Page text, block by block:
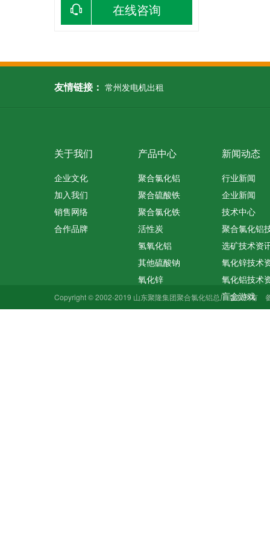
在线咨询
友情链接： 常州发电机出租
关于我们
企业文化
加入我们
销售网络
合作品牌
产品中心
聚合氯化铝
聚合硫酸铁
聚合氯化铁
活性炭
氢氧化铝
其他硫酸钠
氧化锌
新闻动态
行业新闻
企业新闻
技术中心
聚合氯化铝
选矿技术资
氧化锌技术
氧化铝技术
盲盒游戏
Copyright © 2002-2019 山东聚隆集团聚合氯化铝总厂 版权所有